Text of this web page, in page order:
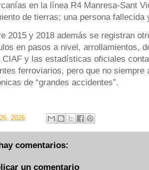
en la línea R4 Manresa‑Sant
de tierras; una persona
2015 y 2018 además se registran
en pasos a nivel, arrollamientos,
CIAF y las estadísticas oficiales
ferroviarios, pero que no siempre
de “grandes accidentes”.
2026
comentarios:
un comentario